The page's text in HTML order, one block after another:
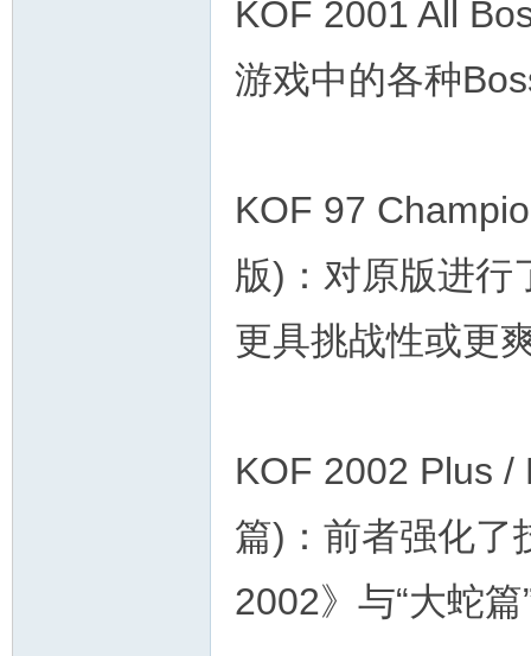
KOF 2001 All
游戏中的各种
KOF 97
版)：对原版进行
更具挑战性或更
KOF 2002 Plus /
篇)：前者强化了
2002》与“大蛇